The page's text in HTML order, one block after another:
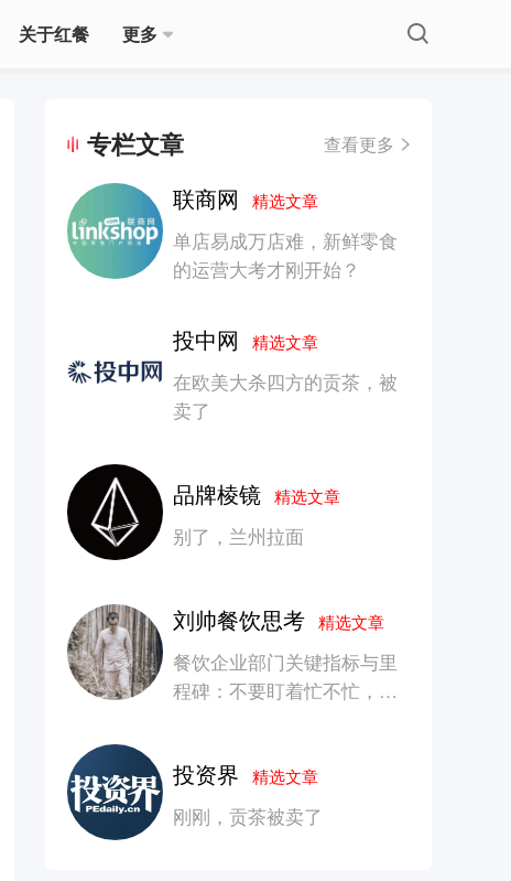
关于红餐 更多
专栏文章 查看更多
联商网精选文章
单店易成万店难，新鲜零食
的运营大考才刚开始？
投中网精选文章
在欧美大杀四方的贡茶，被
卖了
品牌棱镜精选文章
别了，兰州拉面
刘帅餐饮思考精选文章
餐饮企业部门关键指标与里
程碑：不要盯着忙不忙，要
投资界精选文章
刚刚，贡茶被卖了